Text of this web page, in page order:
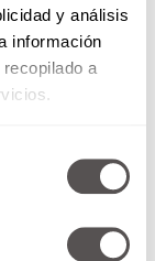
y análisis
información
a